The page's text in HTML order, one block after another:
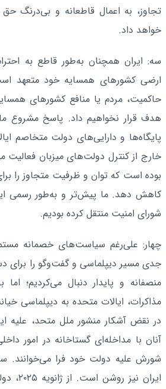
تجاوز، به اعمال قاطعانه و بی‌درنگ
خواهد داد.
سه: ایران همچنان به‌طور قاطع به
ارضی کشورهای همسایه خود متعهد
حاکمیت، مردم یا منافع کشورهای
هدف قرار نخواهیم داد. پاسخ مشروع
پایگاه‌ها و دارایی‌های دولت متخاصم
خارج از کنترل دولت‌های میزبان فعالیت
بوده است که توان و ظرفیت متجاوز را
کاهش دهد. ما پیش‌تر و به‌طور رسمی
شورای امنیت منتقل کرده بودیم.
چهار: علی‌رغم سیاست‌های خصمانه
جدی مسیر دیپلماسی و گفت‌وگو را برای
منصفانه و پایدار دنبال می‌کردیم؛ اما
مذاکرات، ایالات متحده به دیپلماسی
در نقض آشکار منشور ملل متحد، علیه
آنان با مداخله‌ای گستاخانه در امور
شورش علیه دولت خود فرا می‌خوانند.
ایران